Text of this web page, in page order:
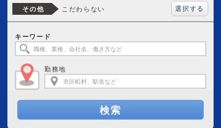
その他 こだわらない 選択する
キーワード
勤務地
検索